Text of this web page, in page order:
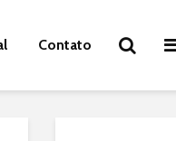
Contato